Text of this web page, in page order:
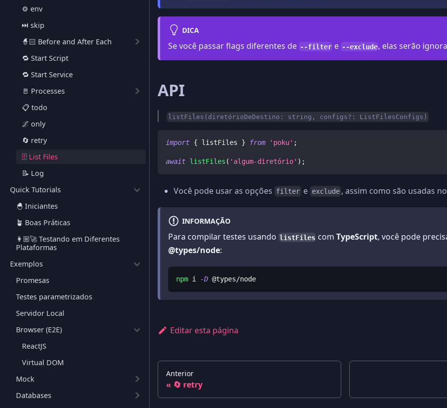
⚙️ env
⏭️ skip
🧙🏻 Before and After Each
🔁 Start Script
🔁 Start Service
🚪 Processes
📋 todo
🌌 only
🔄 retry
🗄️ List Files
📝 Log
Quick Tutorials
🐣 Iniciantes
🪴 Boas Práticas
👩🏼‍🚀 Testando em Diferentes
Plataformas
Exemplos
Promesas
Testes parametrizados
Servidor Local
Browser (E2E)
ReactJS
Virtual DOM
Mock
Databases
DICA
Se você passar flags diferentes de --filter e --exclude, elas serão
API
listFiles(diretórioDeDestino: string, configs?: ListFilesConfigs)
import { listFiles } from 'poku' ;
await listFiles ( 'algum-diretório' ) ;
Você pode usar as opções filter e exclude , assim como são usadas
INFORMAÇÃO
Para compilar testes usando listFiles comTypeScript, você pode
@types/node:
npm i -D @types/node
Editar esta página
Anterior
🔄 retry